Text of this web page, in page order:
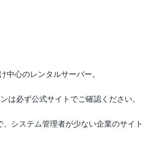
心のレンタルサーバー。
は必ず公式サイトでご確認ください。
システム管理者が少ない企業のサイ